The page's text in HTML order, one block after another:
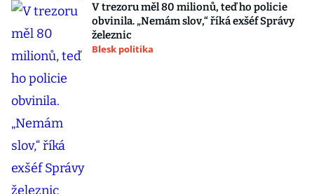
V trezoru měl 80 milionů, teď ho policie
obvinila. „Nemám slov,“ říká exšéf Správy
železnic
Blesk politika